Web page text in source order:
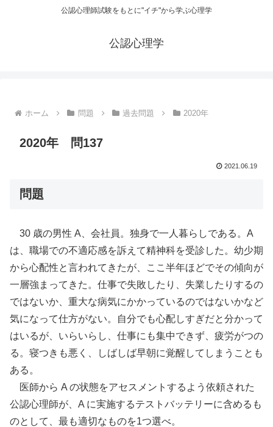
公認心理師試験をもとに"イチ"から学ぶ心理学
公認心理学
ホーム 問題 過去問題 2020年
2020年 問137
2021.06.19
問題
30 歳の男性 A、会社員。独身で一人暮らしである。A
は、職場での不適応感を訴えて精神科を受診した。幼少期
から心配性と言われてきたが、ここ半年ほどでその傾向が
一層強まってきた。仕事で失敗したり、失業したりするの
ではないか、重大な病気にかかっているのではないかなど
気になって仕方がない。自分でも心配しすぎだと分かって
はいるが、いらいらし、仕事にも集中できず、疲労がつの
る。寝つきも悪く、しばしば早朝に覚醒してしまうことも
ある。
医師から A の状態をアセスメントするよう依頼された
公認心理師が、A に実施するテストバッテリーに含めるも
のとして、最も適切なものを1つ選べ。